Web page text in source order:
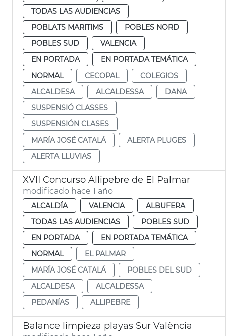
TODAS LAS AUDIENCIAS
POBLATS MARITIMS
POBLES NORD
POBLES SUD
VALENCIA
EN PORTADA
EN PORTADA TEMÁTICA
NORMAL
CECOPAL
COLEGIOS
ALCALDESA
ALCALDESSA
DANA
SUSPENSIÓ CLASSES
SUSPENSIÓN CLASES
MARÍA JOSÉ CATALÁ
ALERTA PLUGES
ALERTA LLUVIAS
XVII Concurso Allipebre de El Palmar
modificado hace 1 año
ALCALDÍA VALENCIA
ALBUFERA
TODAS LAS AUDIENCIAS
POBLES SUD
EN PORTADA
EN PORTADA TEMÁTICA
NORMAL
EL PALMAR
MARÍA JOSÉ CATALÁ
POBLES DEL SUD
ALCALDESA
ALCALDESSA
PEDANÍAS
ALLIPEBRE
Balance limpieza playas Sur València